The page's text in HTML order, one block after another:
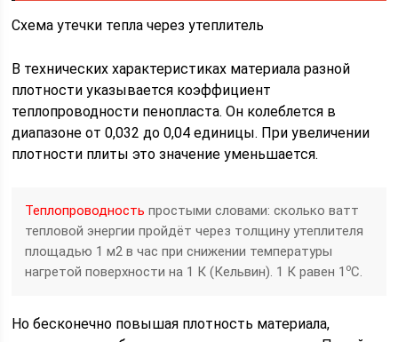
Схема утечки тепла через утеплитель
В технических характеристиках материала разной
плотности указывается коэффициент
теплопроводности пенопласта. Он колеблется в
диапазоне от 0,032 до 0,04 единицы. При увеличении
плотности плиты это значение уменьшается.
Теплопроводность простыми словами: сколько ватт
тепловой энергии пройдёт через толщину утеплителя
площадью 1 м2 в час при снижении температуры
нагретой поверхности на 1 К (Кельвин). 1 К равен 1 оС.
Но бесконечно повышая плотность материала,